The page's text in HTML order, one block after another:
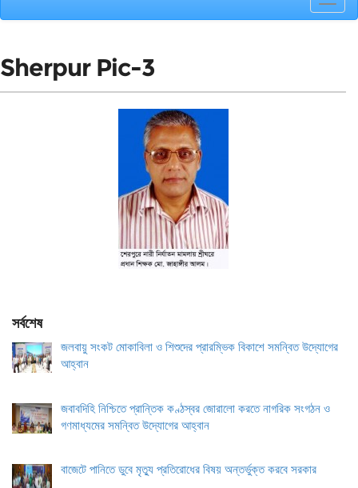
Sherpur Pic-3
সর্বশেষ
জলবায়ু সংকট মোকাবিলা ও শিশুদের প্রারম্ভিক বিকাশে সমন্বিত উদ্যোগের
আহ্বান
জবাবদিহি নিশ্চিতে প্রান্তিক কণ্ঠস্বর জোরালো করতে নাগরিক সংগঠন ও
গণমাধ্যমের সমন্বিত উদ্যোগের আহ্বান
বাজেটে পানিতে ডুবে মৃত্যু প্রতিরোধের বিষয় অন্তর্ভুক্ত করবে সরকার